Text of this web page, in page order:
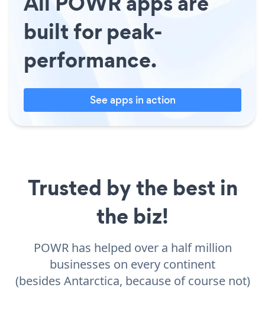
built for peak-
performance.
See apps in action
Trusted by the best in
the biz!
POWR has helped over a half million
businesses on every continent
(besides Antarctica, because of course not)